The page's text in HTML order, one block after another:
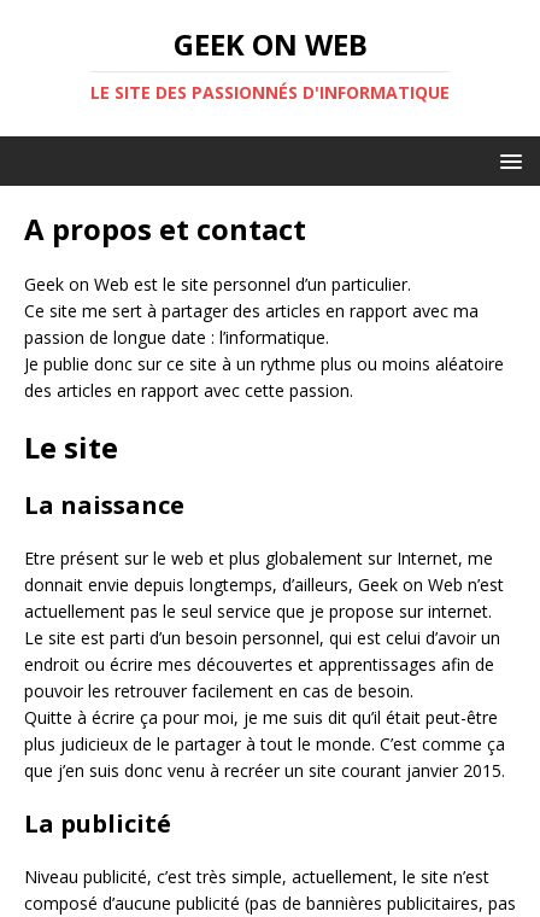
GEEK ON WEB
LE SITE DES PASSIONNÉS D'INFORMATIQUE
A propos et contact
Geek on Web est le site personnel d’un particulier.
Ce site me sert à partager des articles en rapport avec ma
passion de longue date : l’informatique.
Je publie donc sur ce site à un rythme plus ou moins aléatoire
des articles en rapport avec cette passion.
Le site
La naissance
Etre présent sur le web et plus globalement sur Internet, me
donnait envie depuis longtemps, d’ailleurs, Geek on Web n’est
actuellement pas le seul service que je propose sur internet.
Le site est parti d’un besoin personnel, qui est celui d’avoir un
endroit ou écrire mes découvertes et apprentissages afin de
pouvoir les retrouver facilement en cas de besoin.
Quitte à écrire ça pour moi, je me suis dit qu’il était peut-être
plus judicieux de le partager à tout le monde. C’est comme ça
que j’en suis donc venu à recréer un site courant janvier 2015.
La publicité
Niveau publicité, c’est très simple, actuellement, le site n’est
composé d’aucune publicité (pas de bannières publicitaires, pas